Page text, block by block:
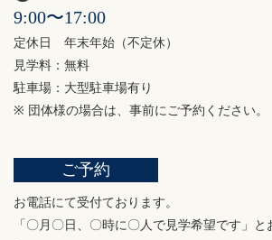
9:00〜17:00
定休日 年末年始（不定休）
見学料：無料
駐車場：大型駐車場有り
※ 団体様の場合は、事前にご予約ください。
ご予約
お電話にて受付ております。
「〇月〇日、〇時に〇人で見学希望です」と